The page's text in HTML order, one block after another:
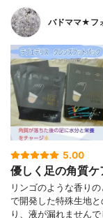
バドママ★フ
5.00
優しく足の角質
リンゴのような香り
で開発した特殊生地
り、液が漏れません